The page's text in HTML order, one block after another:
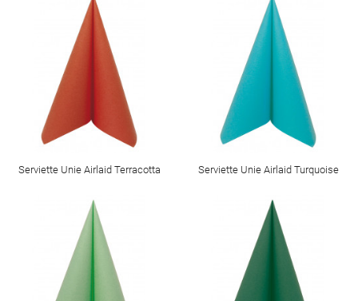
Serviette Unie Airlaid Terracotta Serviette Unie Airlaid Turquoise